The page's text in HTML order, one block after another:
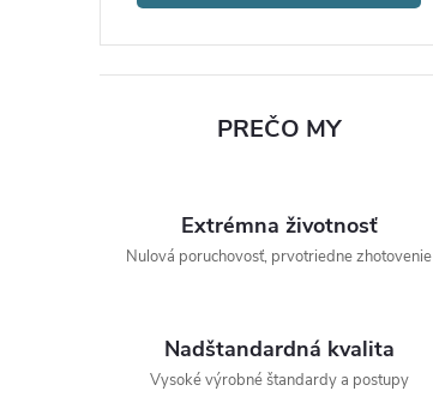
PREČO MY
Extrémna životnosť
Nulová poruchovosť, prvotriedne zhotovenie
Nadštandardná kvalita
Vysoké výrobné štandardy a postupy